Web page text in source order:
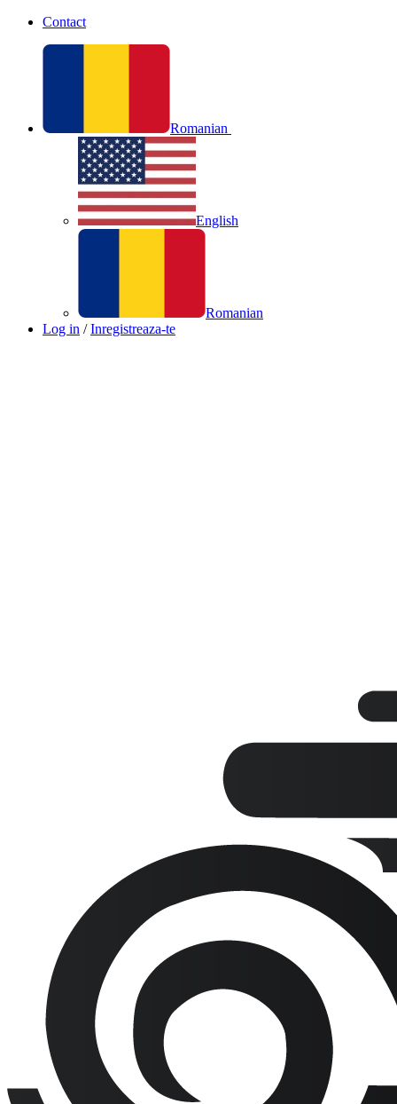
Contact
Romanian
English
Romanian
Log in / Inregistreaza-te